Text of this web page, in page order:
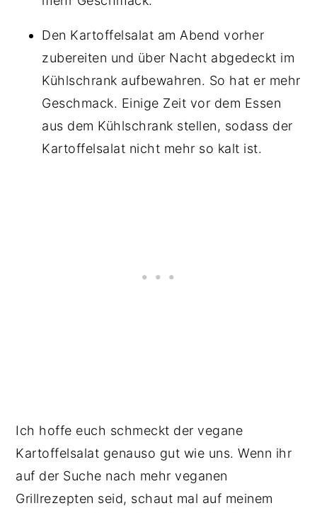
Den Kartoffelsalat am Abend vorher
zubereiten und über Nacht abgedeckt im
Kühlschrank aufbewahren. So hat er mehr
Geschmack. Einige Zeit vor dem Essen
aus dem Kühlschrank stellen, sodass der
Kartoffelsalat nicht mehr so kalt ist.
Ich hoffe euch schmeckt der vegane
Kartoffelsalat genauso gut wie uns. Wenn ihr
auf der Suche nach mehr veganen
Grillrezepten seid, schaut mal auf meinem